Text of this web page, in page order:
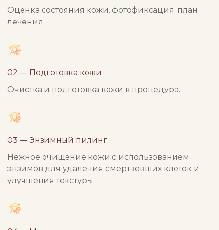
Оценка состояния кожи, фотофиксация, план
лечения.
02 — Подготовка кожи
Очистка и подготовка кожи к процедуре.
03 — Энзимный пилинг
Нежное очищение кожи с использованием
энзимов для удаления омертвевших клеток и
улучшения текстуры.